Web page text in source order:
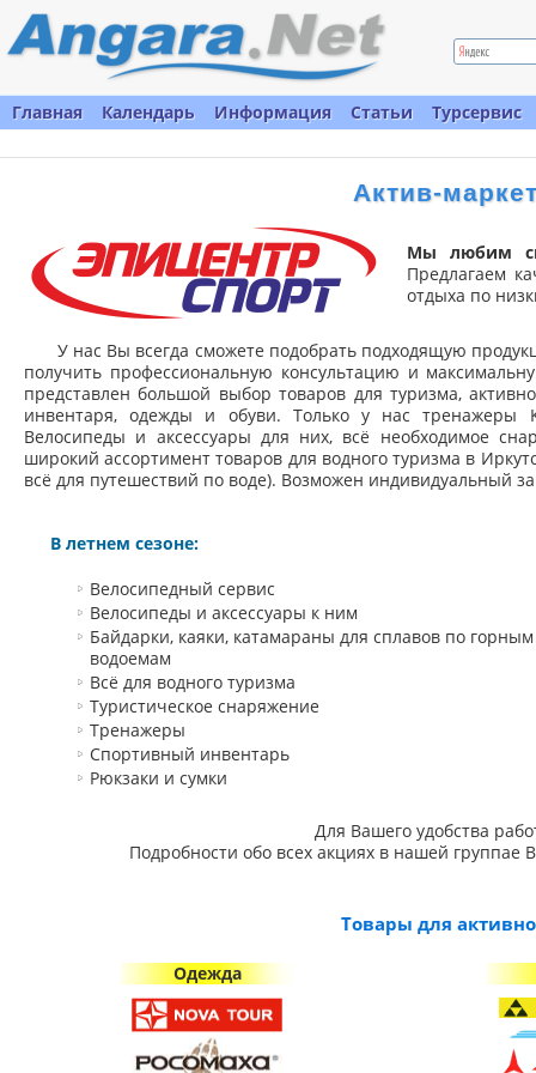
Главная Календарь Информация Статьи Турсервис
Актив-
Мы любим
Предлагаем
отдыха по
У нас Вы всегда сможете подобрать подходящую
получить профессиональную консультацию и
представлен большой выбор товаров для туризма,
инвентаря, одежды и обуви. Только у нас
Велосипеды и аксессуары для них, всё необходимое
широкий ассортимент товаров для водного туризма в
всё для путешествий по воде). Возможен индивидуальный
В летнем сезоне:
Велосипедный сервис
Велосипеды и аксессуары к ним
Байдарки, каяки, катамараны для сплавов по
водоемам
Всё для водного туризма
Туристическое снаряжение
Тренажеры
Спортивный инвентарь
Рюкзаки и сумки
Для Вашего удобства
Подробности обо всех акциях в нашей группае
Товары для
Одежда